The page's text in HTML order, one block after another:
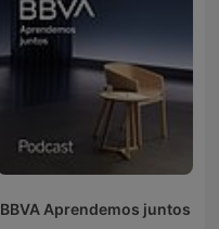
BBVA Aprendemos juntos